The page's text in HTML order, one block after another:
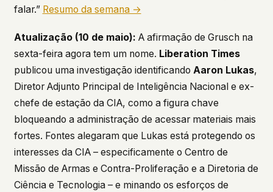
falar.” Resumo da semana →
Atualização (10 de maio): A afirmação de Grusch na
sexta-feira agora tem um nome. Liberation Times
publicou uma investigação identificando Aaron Lukas,
Diretor Adjunto Principal de Inteligência Nacional e ex-
chefe de estação da CIA, como a figura chave
bloqueando a administração de acessar materiais mais
fortes. Fontes alegaram que Lukas está protegendo os
interesses da CIA – especificamente o Centro de
Missão de Armas e Contra-Proliferação e a Diretoria de
Ciência e Tecnologia – e minando os esforços de